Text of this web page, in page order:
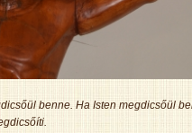
benne. Ha Isten megdicsőül